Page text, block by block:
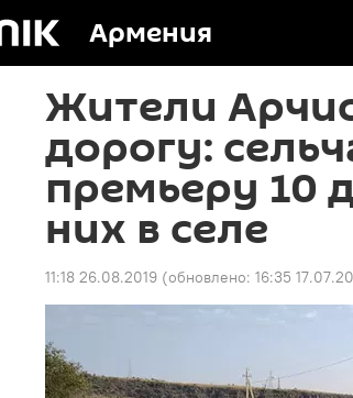
Армения
Жители
дорогу:
премьеру 10
них в селе
11:18 26.08.2019 (обновлено: 16:35